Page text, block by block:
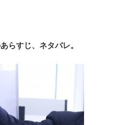
らすじ、ネタバレ。